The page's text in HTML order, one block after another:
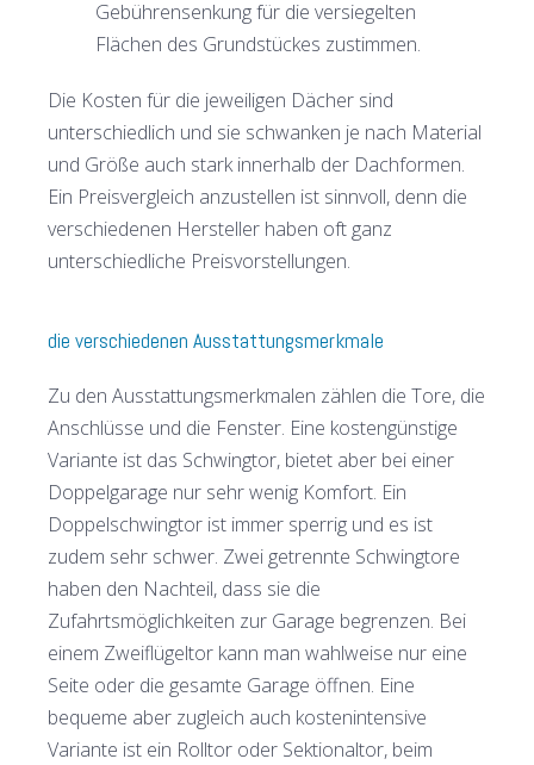
Gebührensenkung für die versiegelten
Flächen des Grundstückes zustimmen.
Die Kosten für die jeweiligen Dächer sind
unterschiedlich und sie schwanken je nach Material
und Größe auch stark innerhalb der Dachformen.
Ein Preisvergleich anzustellen ist sinnvoll, denn die
verschiedenen Hersteller haben oft ganz
unterschiedliche Preisvorstellungen.
die verschiedenen Ausstattungsmerkmale
Zu den Ausstattungsmerkmalen zählen die Tore, die
Anschlüsse und die Fenster. Eine kostengünstige
Variante ist das Schwingtor, bietet aber bei einer
Doppelgarage nur sehr wenig Komfort. Ein
Doppelschwingtor ist immer sperrig und es ist
zudem sehr schwer. Zwei getrennte Schwingtore
haben den Nachteil, dass sie die
Zufahrtsmöglichkeiten zur Garage begrenzen. Bei
einem Zweiflügeltor kann man wahlweise nur eine
Seite oder die gesamte Garage öffnen. Eine
bequeme aber zugleich auch kostenintensive
Variante ist ein Rolltor oder Sektionaltor, beim